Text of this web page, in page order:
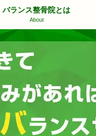
バランス整骨院とは
About